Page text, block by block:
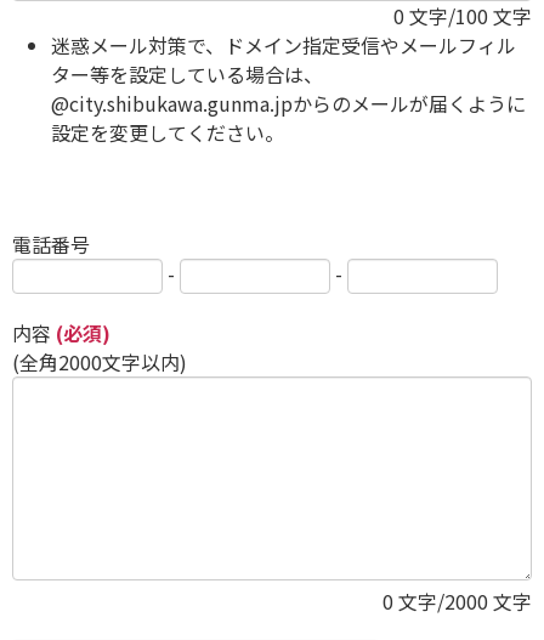
0 文字/100 文字
迷惑メール対策で、ドメイン指定受信やメールフィル
ター等を設定している場合は、
@city.shibukawa.gunma.jpからのメールが届くように
設定を変更してください。
電話番号
-
-
内容 (必須)
(全角2000文字以内)
0 文字/2000 文字